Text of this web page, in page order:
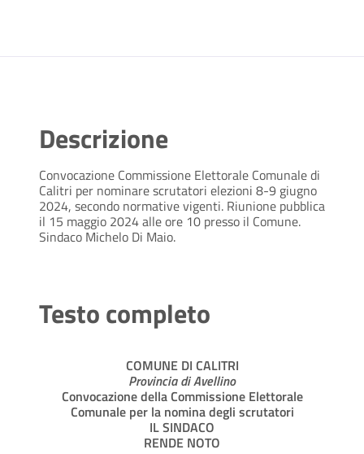
Descrizione
Convocazione Commissione Elettorale Comunale di
Calitri per nominare scrutatori elezioni 8-9 giugno
2024, secondo normative vigenti. Riunione pubblica
il 15 maggio 2024 alle ore 10 presso il Comune.
Sindaco Michelo Di Maio.
Testo completo
COMUNE DI CALITRI
Provincia di Avellino
Convocazione della Commissione Elettorale
Comunale per la nomina degli scrutatori
IL SINDACO
RENDE NOTO